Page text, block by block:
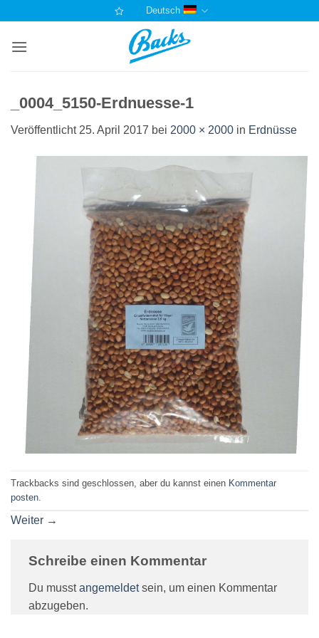
springen
Deutsch
_0004_5150-Erdnuesse-1
Veröffentlicht 25. April 2017 bei 2000 × 2000 in Erdnüsse
Trackbacks sind geschlossen, aber du kannst einen Kommentar
posten
Weiter →
Schreibe einen Kommentar
Du musstangemeldetsein, um einen Kommentar
abzugeben.